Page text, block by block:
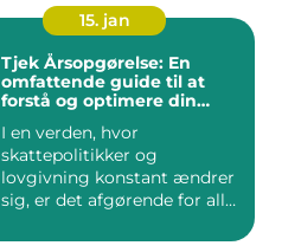
15. jan
Tjek Årsopgørelse: En
omfattende guide til at
forstå og optimere din
I en verden, hvor
skattepolitikker og
lovgivning konstant ændrer
sig, er det afgørende for alle